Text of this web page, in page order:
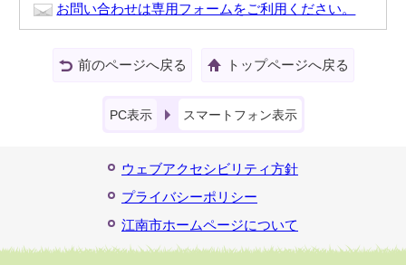
お問い合わせは専用フォームをご利用ください。
前のページへ戻る トップページへ戻る
PC表示 スマートフォン表示
ウェブアクセシビリティ方針
プライバシーポリシー
江南市ホームページについて